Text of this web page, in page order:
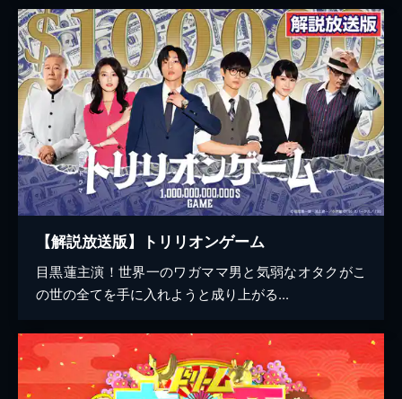
【解説放送版】トリリオンゲーム
目黒蓮主演！世界一のワガママ男と気弱なオタクがこ
の世の全てを手に入れようと成り上がる...